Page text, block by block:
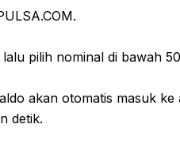
pilih nominal di bawah
akan otomatis masuk ke
detik.